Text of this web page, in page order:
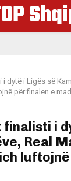
dytë i Ligës së
për finalen e
finalisti i
Real